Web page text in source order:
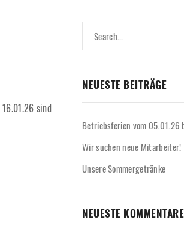
sind
NEUESTE BEITRÄGE
Betriebsferien vom 05.01.26
Wir suchen neue Mitarbeiter!
Unsere Sommergetränke
NEUESTE KOMMENTARE